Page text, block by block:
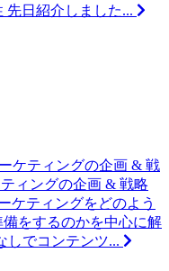
先日紹介しました...
ケティングの企画 & 戦
ィングの企画 & 戦略
ケティングをどのよう
をするのかを中心に解
しでコンテンツ...